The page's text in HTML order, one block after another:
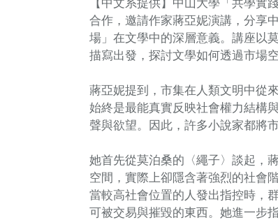
【中文系提供】中山大學「共學
合作，邀請作家蔣亞妮演講，分享
場」在文學中的深層意義。講座以
描寫出發，探討文學如何透過市場
蔣亞妮提到，市集在人類文明中從
始終是最能真實反映社會權力結構
聲與欲望。因此，許多小說家都將
她首先從莫泊桑的〈繩子〉談起，
空間，實際上卻隱含著強烈的社會
當較高社會位置的人發出指控時，
可被交易與摧毀的東西。她進一步